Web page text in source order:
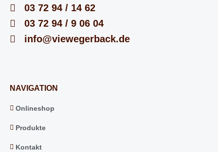
03 72 94 / 14 62
03 72 94 / 9 06 04
info@viewegerback.de
NAVIGATION
Onlineshop
Produkte
Kontakt